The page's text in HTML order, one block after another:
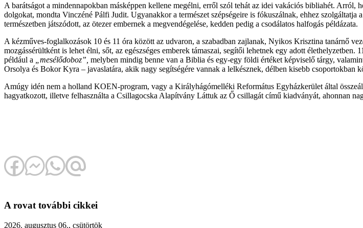
A barátságot a mindennapokban másképpen kellene megélni, erről szól tehát az idei vakációs bibliahét.
dolgokat, mondta Vinczéné Pálfi Judit. Ugyanakkor a természet szépségeire is fókuszálnak, ehhez
természetben játszódott, az ötezer embernek a megvendégelése, kedden pedig a csodálatos halfogás példázata.
A kézműves-foglalkozások 10 és 11 óra között az udvaron, a szabadban zajlanak, Nyikos Krisztina tanárnő
mozgássérültként is lehet élni, sőt, az egészséges emberek támaszai, segítői lehetnek egy adott élethelyzetben.
például a „mesélődoboz”, melyben mindig benne van a Biblia és egy-egy földi értéket képviselő tárgy,
Orsolya és Bokor Kyra – javaslatára, akik nagy segítségére vannak a lelkésznek, délben kisebb csoportokban
Amúgy idén nem a holland KOEN-program, vagy a Királyhágómelléki Református Egyházkerület által
hagyatkozott, illetve felhasználta a Csillagocska Alapítvány Láttuk az Ő csillagát című kiadványát, ahonnan
A rovat további cikkei
2026. augusztus 06., csütörtök